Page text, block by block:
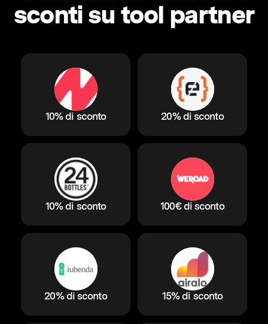
sconti su tool partner
10% di sconto 20% di sconto
10% di sconto 100€ di sconto
20% di sconto 15% di sconto